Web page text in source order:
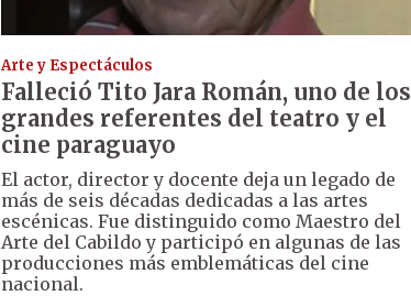
Arte y Espectáculos
Falleció Tito Jara Román, uno de los
grandes referentes del teatro y el
cine paraguayo
El actor, director y docente deja un legado de
más de seis décadas dedicadas a las artes
escénicas. Fue distinguido como Maestro del
Arte del Cabildo y participó en algunas de las
producciones más emblemáticas del cine
nacional.